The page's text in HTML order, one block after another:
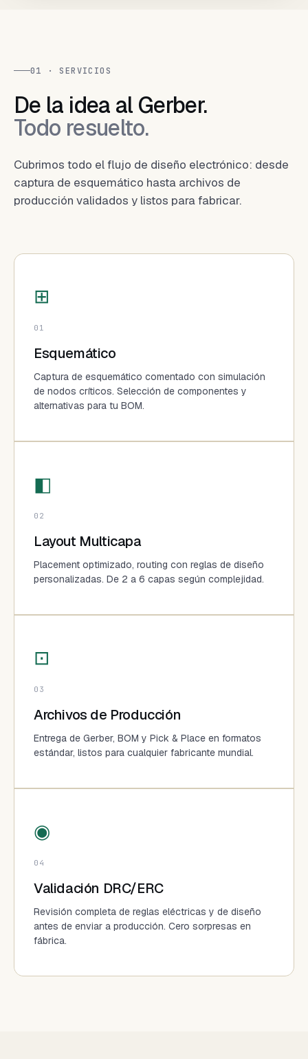
01 · SERVICIOS
De la idea al Gerber.
Todo resuelto.
Cubrimos todo el flujo de diseño electrónico: desde
captura de esquemático hasta archivos de
producción validados y listos para fabricar.
⊞
01
Esquemático
Captura de esquemático comentado con simulación
de nodos críticos. Selección de componentes y
alternativas para tu BOM.
◧
02
Layout Multicapa
Placement optimizado, routing con reglas de diseño
personalizadas. De 2 a 6 capas según complejidad.
⊡
03
Archivos de Producción
Entrega de Gerber, BOM y Pick & Place en formatos
estándar, listos para cualquier fabricante mundial.
◉
04
Validación DRC/ERC
Revisión completa de reglas eléctricas y de diseño
antes de enviar a producción. Cero sorpresas en
fábrica.